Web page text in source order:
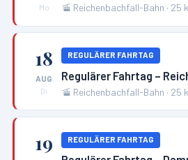
Mo
🚡 Reichenbachfall-Bahn · 25
18
AUG
Di
REGULÄRER FAHRTAG
Regulärer Fahrtag –
🚡 Reichenbachfall-Bahn · 25
19 REGULÄRER FAHRTAG